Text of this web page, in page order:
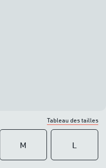
Tableau des tailles
M L